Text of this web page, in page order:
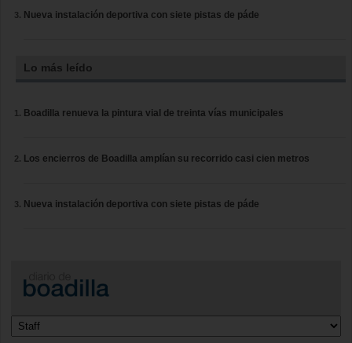
Nueva instalación deportiva con siete pistas de páde
Lo más leído
Boadilla renueva la pintura vial de treinta vías municipales
Los encierros de Boadilla amplían su recorrido casi cien metros
Nueva instalación deportiva con siete pistas de páde